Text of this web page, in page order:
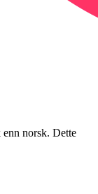
enn norsk. Dette